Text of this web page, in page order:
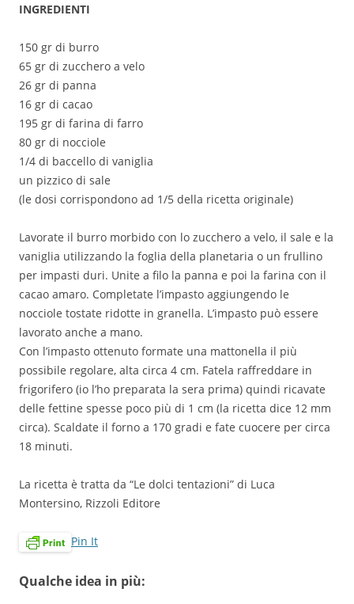
INGREDIENTI
150 gr di burro
65 gr di zucchero a velo
26 gr di panna
16 gr di cacao
195 gr di farina di farro
80 gr di nocciole
1/4 di baccello di vaniglia
un pizzico di sale
(le dosi corrispondono ad 1/5 della ricetta originale)
Lavorate il burro morbido con lo zucchero a velo, il sale e la
vaniglia utilizzando la foglia della planetaria o un frullino
per impasti duri. Unite a filo la panna e poi la farina con il
cacao amaro. Completate l’impasto aggiungendo le
nocciole tostate ridotte in granella. L’impasto può essere
lavorato anche a mano.
Con l’impasto ottenuto formate una mattonella il più
possibile regolare, alta circa 4 cm. Fatela raffreddare in
frigorifero (io l’ho preparata la sera prima) quindi ricavate
delle fettine spesse poco più di 1 cm (la ricetta dice 12 mm
circa). Scaldate il forno a 170 gradi e fate cuocere per circa
18 minuti.
La ricetta è tratta da “Le dolci tentazioni” di Luca
Montersino, Rizzoli Editore
Pin It
Qualche idea in più: